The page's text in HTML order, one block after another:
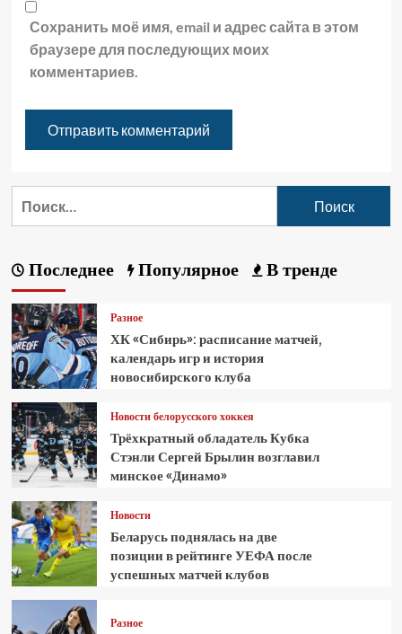
Сохранить моё имя, email и адрес сайта в этом
браузере для последующих моих
комментариев.
Последнее Популярное В тренде
Разное
ХК «Сибирь»: расписание матчей,
календарь игр и история
новосибирского клуба
Новости белорусского хоккея
Трёхкратный обладатель Кубка
Стэнли Сергей Брылин возглавил
минское «Динамо»
Новости
Беларусь поднялась на две
позиции в рейтинге УЕФА после
успешных матчей клубов
Разное